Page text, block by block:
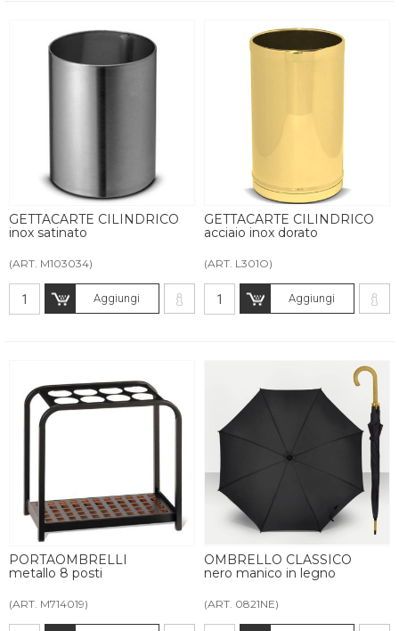
GETTACARTE CILINDRICO
inox satinato
(ART. M103034)
Aggiungi
GETTACARTE CILINDRICO
acciaio inox dorato
(ART. L301O)
Aggiungi
PORTAOMBRELLI
metallo 8 posti
(ART. M714019)
OMBRELLO CLASSICO
nero manico in legno
(ART. 0821NE)